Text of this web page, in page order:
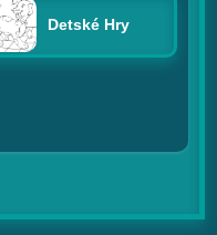
Detské Hry